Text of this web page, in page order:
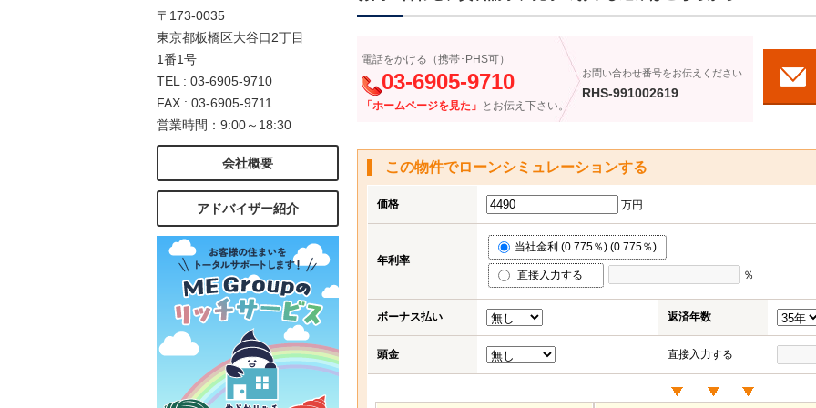
電話をかける（携帯･PHS可）
03-6905-9710
「ホームページを見た」 とお伝え下さい。
お問い合わせ番号をお伝えください
RHS-991002619
この物件でローンシミュレーションする
価格 万円
年利率
当社金利 (0.775％) (0.775％)
直接入力する ％
ボーナス払い 返済年数
頭金 直接入力する
〒173-0035
東京都板橋区大谷口2丁目
1番1号
TEL : 03-6905-9710
FAX : 03-6905-9711
営業時間：9:00～18:30
会社概要
アドバイザー紹介